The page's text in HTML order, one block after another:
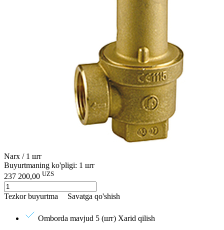
Narx / 1 шт
Buyurtmaning ko'pligi: 1 шт
237 200,00 UZS
Tezkor buyurtma Savatga qo'shish
Omborda mavjud 5 (шт) Xarid qilish